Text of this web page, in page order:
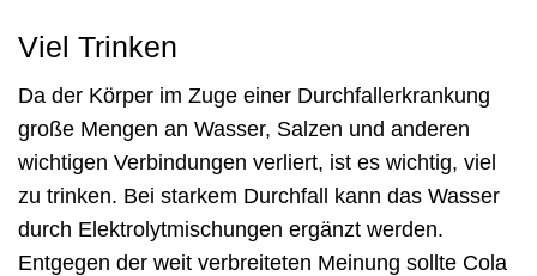
Viel Trinken
Da der Körper im Zuge einer Durchfallerkrankung
große Mengen an Wasser, Salzen und anderen
wichtigen Verbindungen verliert, ist es wichtig, viel
zu trinken. Bei starkem Durchfall kann das Wasser
durch Elektrolytmischungen ergänzt werden.
Entgegen der weit verbreiteten Meinung sollte Cola